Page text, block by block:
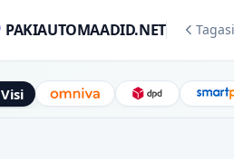
PAKIAUTOMAADID.NET Tagasi
Visi Omniva DPD